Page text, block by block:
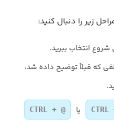
زیر را دنبال کنید:
انتخاب ببرید.
که قبلاً توضیح داده شد،
CTRL یا CTRL + @